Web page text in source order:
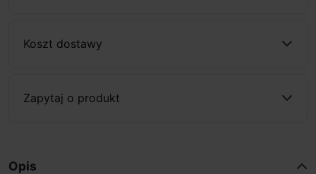
Koszt dostawy
Zapytaj o produkt
Opis